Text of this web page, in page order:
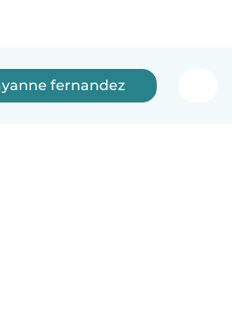
fernandez